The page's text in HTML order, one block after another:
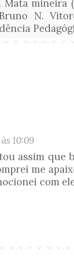
mineira
N.
10:09
assim que
me
com